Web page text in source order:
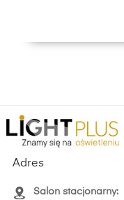
Adres
Salon stacjonarny: